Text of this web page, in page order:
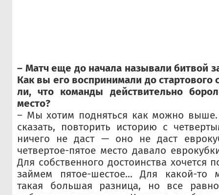
– Матч еще до начала называли битвой
Как вы его воспринимали до стартового
ли, что команды действительно
место?
– Мы хотим подняться как можно
сказать, повторить историю с
ничего не даст — оно не даст
четвертое-пятое место давало
Для собственного достоинства хочется
займем пятое-шестое... Для какой-то
такая большая разница, но все